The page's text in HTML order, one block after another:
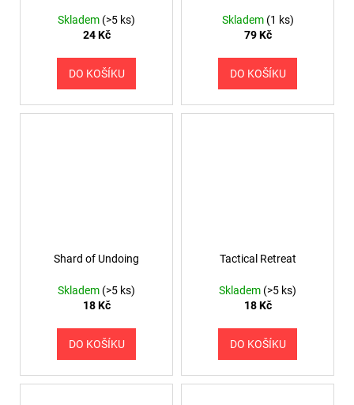
Skladem (>5 ks)
24 Kč
DO KOŠÍKU
Skladem (1 ks)
79 Kč
DO KOŠÍKU
Shard of Undoing
Skladem (>5 ks)
18 Kč
DO KOŠÍKU
Tactical Retreat
Skladem (>5 ks)
18 Kč
DO KOŠÍKU